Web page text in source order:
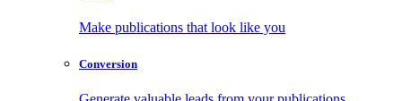
Make publications that look like you
Conversion